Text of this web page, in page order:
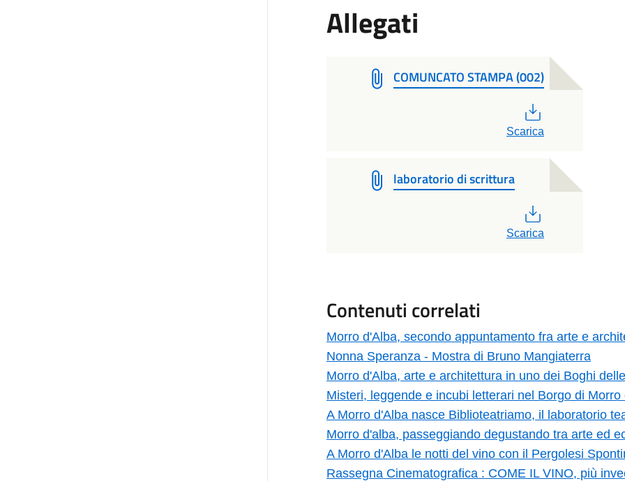
Allegati
COMUNCATO STAMPA (002)
Scarica
laboratorio di scrittura
Scarica
Contenuti correlati
Morro d'Alba, secondo appuntamento fra arte e
Nonna Speranza - Mostra di Bruno Mangiaterra
Morro d'Alba, arte e architettura in uno dei Boghi
Misteri, leggende e incubi letterari nel Borgo di
A Morro d'Alba nasce Biblioteatriamo, il laboratorio
Morro d'alba, passeggiando degustando tra arte ed
A Morro d'Alba le notti del vino con il Pergolesi
Rassegna Cinematografica : COME IL VINO, più